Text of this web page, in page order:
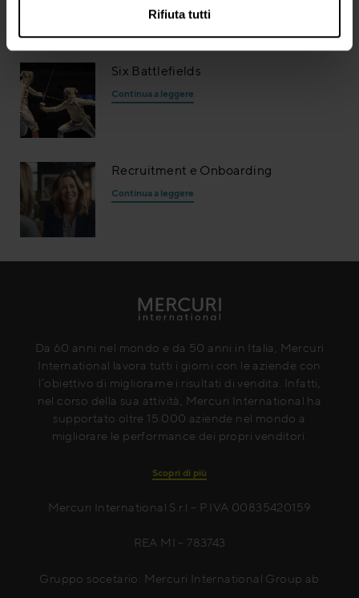
Rifiuta tutti
Six Battlefields
Continua a leggere
Recruitment e Onboarding
Continua a leggere
Da 60 anni nel mondo e da 50 anni in Italia, Mercuri
International lavora tutti i giorni con le aziende con
l’obiettivo di migliorarne i risultati di vendita. Infatti,
nel corso della sua attività, Mercuri International ha
supportato oltre 15.000 aziende nel mondo a
migliorare le performance dei propri venditori.
Scopri di più
Mercuri International S.r.l – P.IVA 00835420159
REA MI – 783743
Gruppo socetario: Mercuri International Group ab